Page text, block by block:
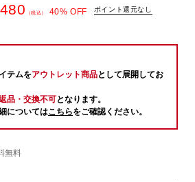
（税込） 40% OFF ポイント還元なし
テムをアウトレット商品として展開してお
品・交換不可となります。
についてはこちらをご確認ください。
無料